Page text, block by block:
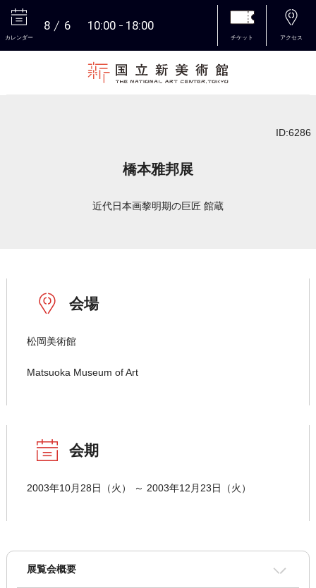
カレンダー
8 6 10:00 18:00
チケット アクセス
ID:6286
橋本雅邦展
近代日本画黎明期の巨匠 館蔵
会場
松岡美術館
Matsuoka Museum of Art
会期
2003年10月28日（火） ～ 2003年12月23日（火）
展覧会概要